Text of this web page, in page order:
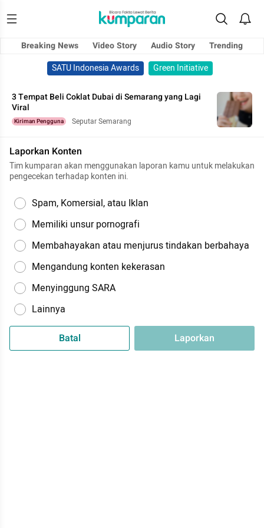
Breaking News Video Story Audio Story
Trending
SATU Indonesia Awards
Green Initiative
3 Tempat Beli Coklat Dubai di Semarang yang Lagi
Viral
Kiriman Pengguna Seputar Semarang
Laporkan Konten
Tim kumparan akan menggunakan laporan kamu untuk melakukan
pengecekan terhadap konten ini.
Spam, Komersial, atau Iklan
Memiliki unsur pornografi
Membahayakan atau menjurus tindakan berbahaya
Mengandung konten kekerasan
Menyinggung SARA
Lainnya
Batal Laporkan